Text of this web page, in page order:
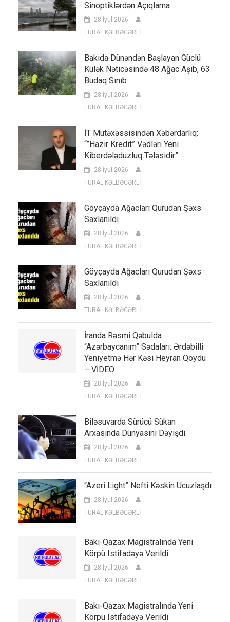
Sinoptiklərdən Açıqlama
28 İyul 2026
TURAL KƏLBƏCƏRLİ
Bakıda Dünəndən Başlayan Güclü
Külək Nəticəsində 48 Ağac Aşıb, 63
Budaq Sınıb
28 İyul 2026
TURAL KƏLBƏCƏRLİ
İT Mütəxəssisindən Xəbərdarlıq:
“”Hazır Kredit” Vədləri Yeni
Kiberdələduzluq Tələsidir”
28 İyul 2026
TURAL KƏLBƏCƏRLİ
Göyçayda Ağacları Qurudan Şəxs
Saxlanıldı
28 İyul 2026
TURAL KƏLBƏCƏRLİ
Göyçayda Ağacları Qurudan Şəxs
Saxlanıldı
28 İyul 2026
TURAL KƏLBƏCƏRLİ
İranda Rəsmi Qəbulda
“Azərbaycanım” Sədaları: Ərdəbilli
Yeniyetmə Hər Kəsi Heyran Qoydu
– VİDEO
28 İyul 2026
TURAL KƏLBƏCƏRLİ
Biləsuvarda Sürücü Sükan
Arxasında Dünyasını Dəyişdi
28 İyul 2026
TURAL KƏLBƏCƏRLİ
“Azeri Light” Nefti Kəskin Ucuzlaşdı
28 İyul 2026
TURAL KƏLBƏCƏRLİ
Bakı-Qazax Magistralında Yeni
Körpü Istifadəyə Verildi
28 İyul 2026
TURAL KƏLBƏCƏRLİ
Bakı-Qazax Magistralında Yeni
Körpü Istifadəyə Verildi